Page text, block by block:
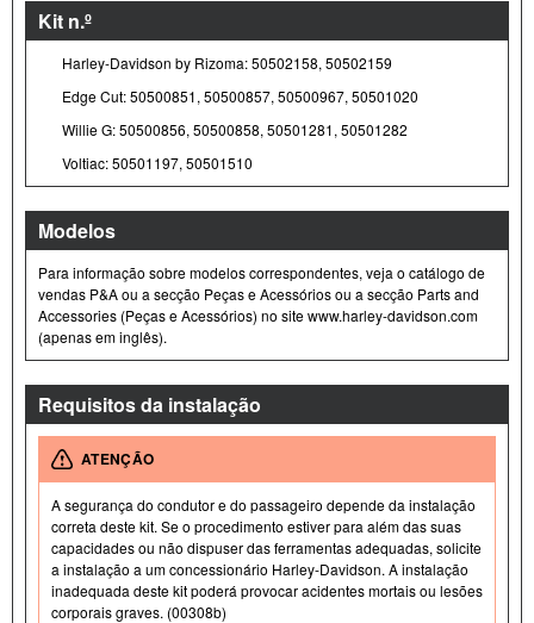
Kit n.º
Harley-Davidson by Rizoma: 50502158, 50502159
Edge Cut: 50500851, 50500857, 50500967, 50501020
Willie G: 50500856, 50500858, 50501281, 50501282
Voltiac: 50501197, 50501510
Modelos
Para informação sobre modelos correspondentes, veja o catálogo de
vendas P&A ou a secção Peças e Acessórios ou a secção Parts and
Accessories (Peças e Acessórios) no site www.harley-davidson.com
(apenas em inglês).
Requisitos da instalação
ATENÇÃO
A segurança do condutor e do passageiro depende da instalação
correta deste kit. Se o procedimento estiver para além das suas
capacidades ou não dispuser das ferramentas adequadas, solicite
a instalação a um concessionário Harley-Davidson. A instalação
inadequada deste kit poderá provocar acidentes mortais ou lesões
corporais graves. (00308b)